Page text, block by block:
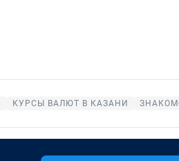
КУРСЫ ВАЛЮТ В КАЗАНИ